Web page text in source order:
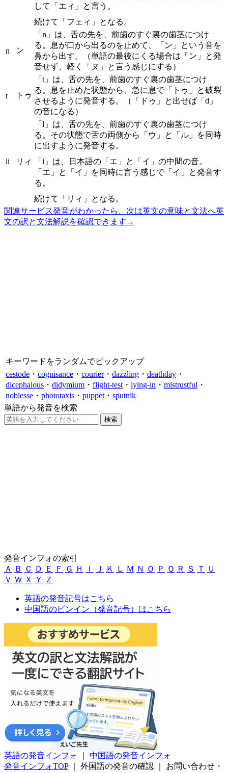
して「エィ」と言う。
続けて「フェィ」となる。
n ン
「n」は、舌の先を、前歯のすぐ裏の歯茎につけ
る。息が口から出るのを止めて、「ン」という音を
鼻から出す。（単語の最後にくる場合は「ン」と発
音せず、軽く「ヌ」と言う感じにする）
t トゥ
「t」は、舌の先を、前歯のすぐ裏の歯茎につけ
る。息を止めた状態から、急に息で「トゥ」と破裂
させるように発音する。（「ドゥ」と出せば「d」
の音になる）
li リィ
「l」は、舌の先を、前歯のすぐ裏の歯茎につけ
る。その状態で舌の両側から「ウ」と「ル」を同時
に出すように発音する。
「i」は、日本語の「エ」と「イ」の中間の音。
「エ」と「イ」を同時に言う感じで「イ」と発音す
る。
続けて「リィ」となる。
関連サービス発音がわかったら、次は英文の意味と文法へ英
文の訳と文法解説を確認できます →
キーワードをランダムでピックアップ
cestode ・ cognisance ・ courier・ dazzling ・ deathday ・
dicephalous ・ didymium ・ flight-test ・ lying-in ・ mistrustful ・
noblesse ・ phototaxis ・ puppet ・ sputnik
単語から発音を検索
発音インフォの索引
Ａ
Ｂ Ｃ Ｄ Ｅ Ｆ Ｇ Ｈ Ｉ Ｊ Ｋ Ｌ Ｍ Ｎ Ｏ Ｐ Ｑ Ｒ Ｓ Ｔ
Ｕ
Ｖ Ｗ Ｘ Ｙ Ｚ
英語の発音記号はこちら
中国語のピンイン（発音記号）はこちら
英語の発音インフォ
中国語の発音インフォ
発音インフォTOP
外国語の発音の確認
お問い合わせ・